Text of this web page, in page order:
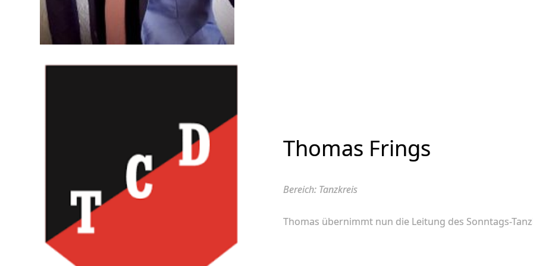
Thomas Frings
Bereich: Tanzkreis
Thomas übernimmt nun die Leitung des Sonntags-